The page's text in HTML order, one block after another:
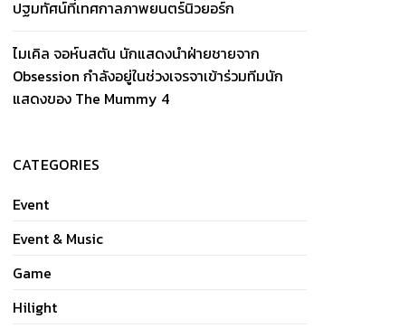
ปฐมทัศน์ที่เทศกาลภาพยนตร์นิวยอร์ก
ไมเคิล จอห์นสตัน นักแสดงนำฝ่ายชายจาก
Obsession กำลังอยู่ในช่วงเจรจาเข้าร่วมทีมนัก
แสดงของ The Mummy 4
CATEGORIES
Event
Event & Music
Game
Hilight